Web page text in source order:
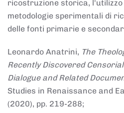
ricostruzione storica, l'utilizzo
metodologie sperimentali di
delle fonti primarie e
Leonardo Anatrini, The
Recently Discovered
Dialogue and Related
Studies in Renaissance and
(2020), pp. 219-288;